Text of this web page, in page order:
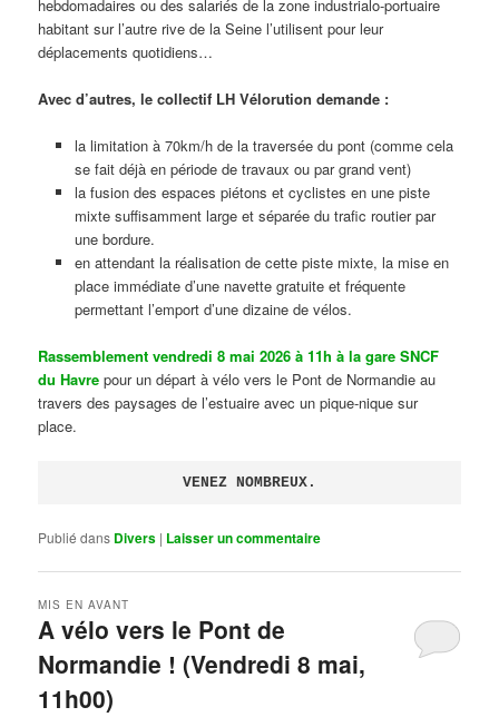
hebdomadaires ou des salariés de la zone industrialo-portuaire
habitant sur l’autre rive de la Seine l’utilisent pour leur
déplacements quotidiens…
Avec d’autres, le collectif LH Vélorution demande :
la limitation à 70km/h de la traversée du pont (comme cela
se fait déjà en période de travaux ou par grand vent)
la fusion des espaces piétons et cyclistes en une piste
mixte suffisamment large et séparée du trafic routier par
une bordure.
en attendant la réalisation de cette piste mixte, la mise en
place immédiate d’une navette gratuite et fréquente
permettant l’emport d’une dizaine de vélos.
Rassemblement vendredi 8 mai 2026 à 11h à la gare SNCF
du Havre pour un départ à vélo vers le Pont de Normandie au
travers des paysages de l’estuaire avec un pique-nique sur
place.
VENEZ NOMBREUX.
Publié dans Divers | Laisser un commentaire
A vélo vers le Pont de
Normandie ! (Vendredi 8 mai,
11h00)
MIS EN AVANT